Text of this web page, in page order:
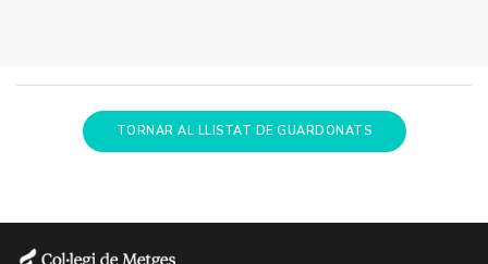
TORNAR AL LLISTAT DE GUARDONATS